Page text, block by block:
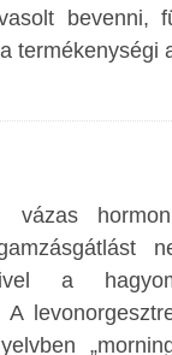
bevenni,
a